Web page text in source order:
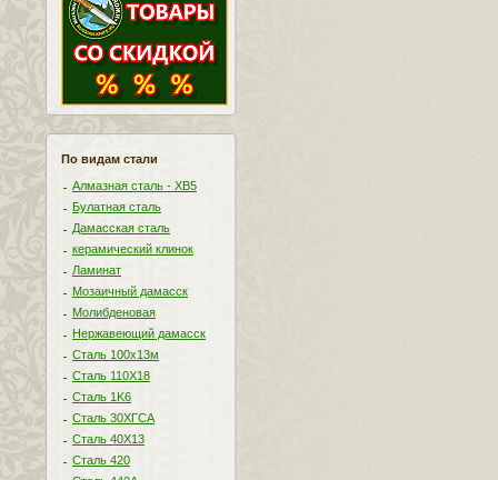
По видам стали
Алмазная сталь - ХВ5
Булатная сталь
Дамасская сталь
керамический клинок
Ламинат
Мозаичный дамасск
Молибденовая
Нержавеющий дамасск
Сталь 100х13м
Сталь 110Х18
Сталь 1K6
Сталь 30ХГСА
Сталь 40Х13
Сталь 420